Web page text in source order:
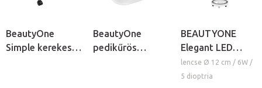
BeautyOne
Simple kerekes
BeautyOne
pedikűrös
BEAUTYONE
Elegant LED
kozmetikai
lámpa nagyítóval
lencse Ø 12 cm / 6W /
5 dioptria